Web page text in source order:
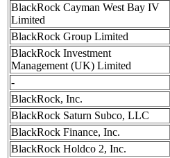
BlackRock Cayman West Bay IV
Limited
BlackRock Group Limited
BlackRock Investment
Management (UK) Limited
-
BlackRock, Inc.
BlackRock Saturn Subco, LLC
BlackRock Finance, Inc.
BlackRock Holdco 2, Inc.